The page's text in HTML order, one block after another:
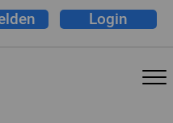
Login